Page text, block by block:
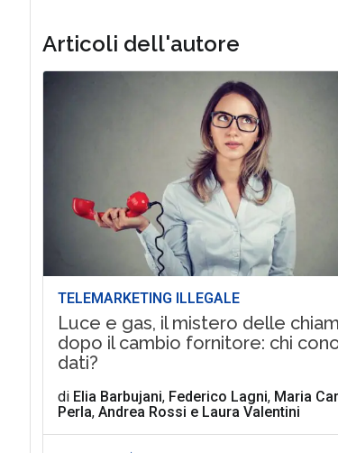
Articoli dell'autore
TELEMARKETING ILLEGALE
Luce e gas, il mistero delle
dopo il cambio fornitore: chi
dati?
di Elia Barbujani, Federico Lagni, Maria
Perla, Andrea Rossi e Laura Valentini